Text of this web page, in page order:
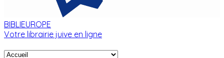
BIBLIEUROPE
Votre librairie juive en ligne